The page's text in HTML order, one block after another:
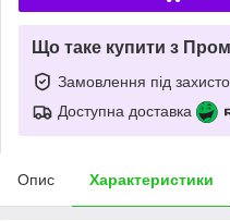
Що таке купити з
Замовлення під
Доступна доставка
Опис Характеристики